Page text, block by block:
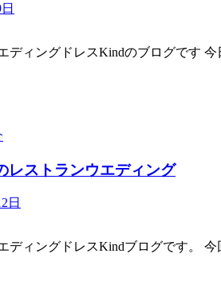
ディングドレスKindのブログです
レストランウエディング
日
ディングドレスKindブログです。